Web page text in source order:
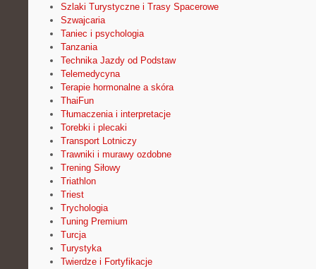
Szlaki Turystyczne i Trasy Spacerowe
Szwajcaria
Taniec i psychologia
Tanzania
Technika Jazdy od Podstaw
Telemedycyna
Terapie hormonalne a skóra
ThaiFun
Tłumaczenia i interpretacje
Torebki i plecaki
Transport Lotniczy
Trawniki i murawy ozdobne
Trening Siłowy
Triathlon
Triest
Trychologia
Tuning Premium
Turcja
Turystyka
Twierdze i Fortyfikacje